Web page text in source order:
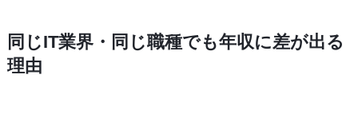
同じIT業界・同じ職種でも年収に差が出る
理由